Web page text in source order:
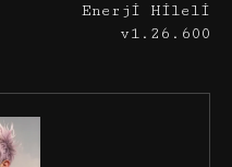
Enerji Hileli
v1.26.600